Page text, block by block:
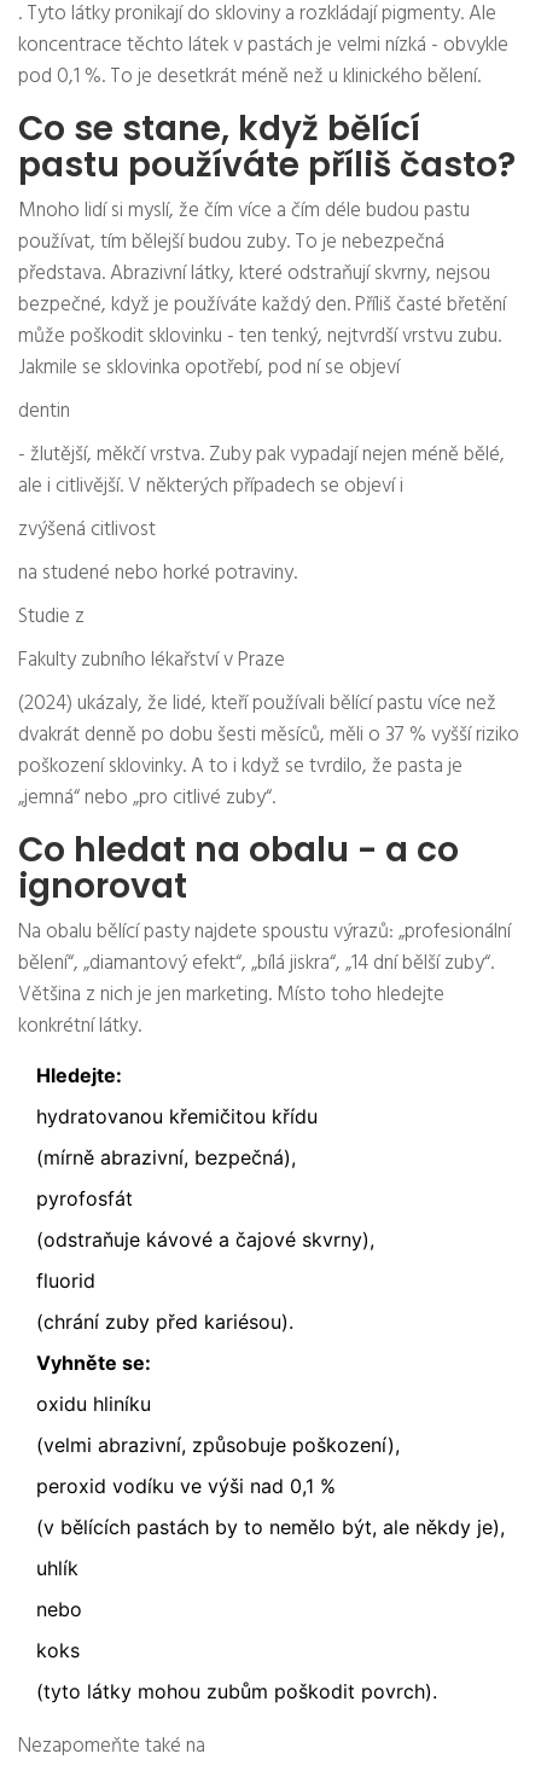
. Tyto látky pronikají do skloviny a rozkládají pigmenty. Ale
koncentrace těchto látek v pastách je velmi nízká - obvykle
pod 0,1 %. To je desetkrát méně než u klinického bělení.
Co se stane, když bělící
pastu používáte příliš často?
Mnoho lidí si myslí, že čím více a čím déle budou pastu
používat, tím bělejší budou zuby. To je nebezpečná
představa. Abrazivní látky, které odstraňují skvrny, nejsou
bezpečné, když je používáte každý den. Příliš časté břetění
může poškodit sklovinku - ten tenký, nejtvrdší vrstvu zubu.
Jakmile se sklovinka opotřebí, pod ní se objeví
dentin
- žlutější, měkčí vrstva. Zuby pak vypadají nejen méně bělé,
ale i citlivější. V některých případech se objeví i
zvýšená citlivost
na studené nebo horké potraviny.
Studie z
Fakulty zubního lékařství v Praze
(2024) ukázaly, že lidé, kteří používali bělící pastu více než
dvakrát denně po dobu šesti měsíců, měli o 37 % vyšší riziko
poškození sklovinky. A to i když se tvrdilo, že pasta je
„jemná“ nebo „pro citlivé zuby“.
Co hledat na obalu - a co
ignorovat
Na obalu bělící pasty najdete spoustu výrazů: „profesionální
bělení“, „diamantový efekt“, „bílá jiskra“, „14 dní bělší zuby“.
Většina z nich je jen marketing. Místo toho hledejte
konkrétní látky.
Hledejte:
hydratovanou křemičitou křídu
(mírně abrazivní, bezpečná),
pyrofosfát
(odstraňuje kávové a čajové skvrny),
fluorid
(chrání zuby před kariésou).
Vyhněte se:
oxidu hliníku
(velmi abrazivní, způsobuje poškození),
peroxid vodíku ve výši nad 0,1 %
(v bělících pastách by to nemělo být, ale někdy je),
uhlík
nebo
koks
(tyto látky mohou zubům poškodit povrch).
Nezapomeňte také na